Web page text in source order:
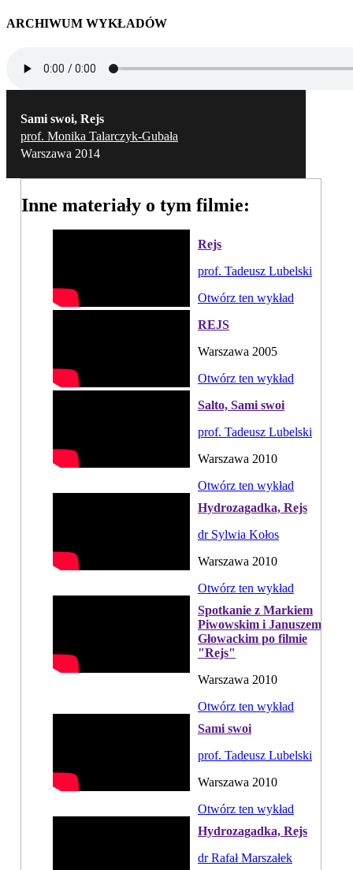
ARCHIWUM WYKŁADÓW
Sami swoi, Rejs
prof. Monika Talarczyk-Gubała
Warszawa 2014
Inne materiały o tym filmie:
Rejs
prof. Tadeusz Lubelski
Otwórz ten wykład
REJS
Warszawa 2005
Otwórz ten wykład
Salto, Sami swoi
prof. Tadeusz Lubelski
Warszawa 2010
Otwórz ten wykład
Hydrozagadka, Rejs
dr Sylwia Kołos
Warszawa 2010
Otwórz ten wykład
Spotkanie z Markiem
Piwowskim i Januszem
Głowackim po filmie
"Rejs"
Warszawa 2010
Otwórz ten wykład
Sami swoi
prof. Tadeusz Lubelski
Warszawa 2010
Otwórz ten wykład
Hydrozagadka, Rejs
dr Rafał Marszałek